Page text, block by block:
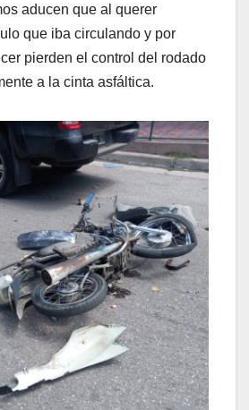
aducen que al querer
que iba circulando y por
pierden el control del rodado
a la cinta asfáltica.